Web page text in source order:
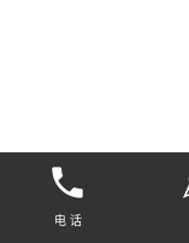
电 话